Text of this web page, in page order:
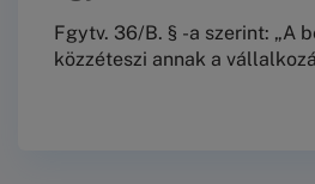
jegyzéke 2026.
július 15-ig.
Fgytv. 36/B. § -a szerint: „A
közzéteszi annak a